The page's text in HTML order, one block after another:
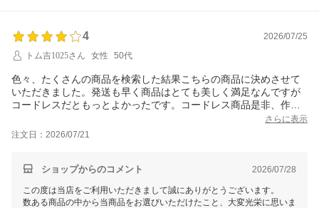
4
2026/07/25
トム吉1025さん
女性 50代
色々、たくさんの商品を検索した結果こちらの商品に決めさせて
いただきました。発送も早く商品はとても美しく満足なんですが
コードレスだともっとよかったです。コードレス商品是非、作っ
さらに表示
注文日：2026/07/21
ショップからのコメント 2026/07/28
この度は当店をご利用いただきまして誠にありがとうございます。
数ある商品の中から当商品をお選びいただけたこと、大変光栄に思いま